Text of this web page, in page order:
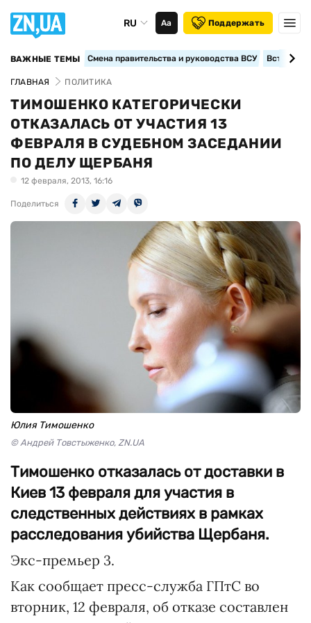
RU Аа Поддержать
ВАЖНЫЕ ТЕМЫ Смена правительства и руководства ВСУ
ГЛАВНАЯ ПОЛИТИКА
ТИМОШЕНКО КАТЕГОРИЧЕСКИ
ОТКАЗАЛАСЬ ОТ УЧАСТИЯ 13
ФЕВРАЛЯ В СУДЕБНОМ ЗАСЕДАНИИ
ПО ДЕЛУ ЩЕРБАНЯ
12 февраля, 2013, 16:16
Поделиться
Юлия Тимошенко
© Андрей Товстыженко, ZN.UA
Тимошенко отказалась от доставки в
Киев 13 февраля для участия в
следственных действиях в рамках
расследования убийства Щербаня.
Экс-премьер 3.
Как сообщает пресс-служба ГПтС во
вторник, 12 февраля, об отказе составлен